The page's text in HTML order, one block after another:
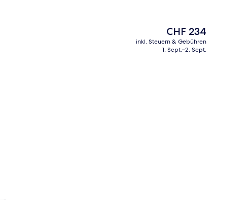
Deluxe-Doppelzimmer
Der
aktuelle
Preis
CHF 234
inkl. Steuern & Gebühren
1. Sept.–2. Sept.